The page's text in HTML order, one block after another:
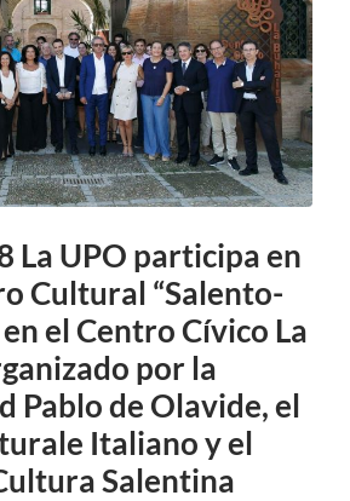
La UPO participa en
Cultural “Salento-
el Centro Cívico La
por la
Pablo de Olavide, el
Italiano y el
Salentina